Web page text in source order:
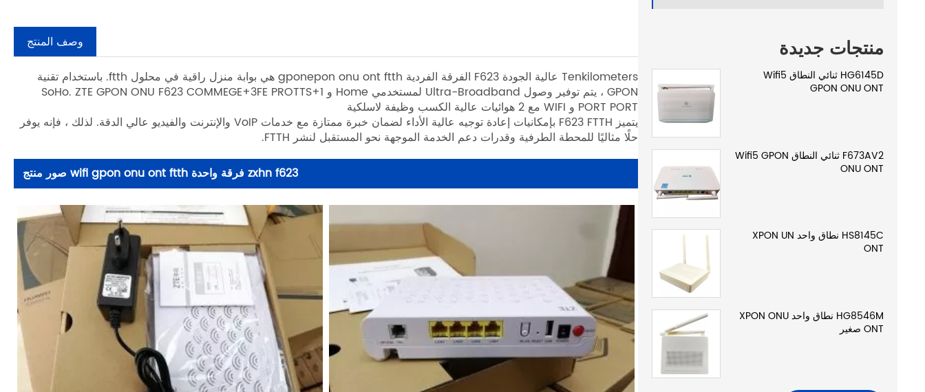
منتجات جديدة
HG6145D ثنائي النطاق Wifi5
GPON ONU ONT
F673AV2 ثنائي النطاق Wifi5 GPON
ONU ONT
HS8145C نطاق واحد XPON UN
ONT
HG8546M نطاق واحد XPON ONU
ONT صغير
وصف المنتج
Tenkilometers عالية الجودة F623 الفرقة الفردية gponepon onu ont ftth هي بوابة منزل راقية في محلول ftth. باستخدام تقنية
GPON ، يتم توفير وصول Ultra-Broadband لمستخدمي Home و SoHo. ZTE GPON ONU F623 COMMEGE+3FE PROTTS+1
PORT PORT و WIFI مع 2 هوائيات عالية الكسب وظيفة لاسلكية
يتميز F623 FTTH بإمكانيات إعادة توجيه عالية الأداء لضمان خبرة ممتازة مع خدمات VoIP والإنترنت والفيديو عالي الدقة. لذلك ، فإنه يوفر
حلًا مثاليًا للمحطة الطرفية وقدرات دعم الخدمة الموجهة نحو المستقبل لنشر FTTH.
zxhn f623 فرقة واحدة wifi gpon onu ont ftth صور منتج